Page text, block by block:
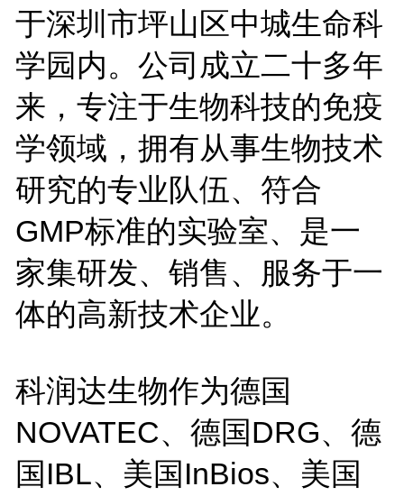
于深圳市坪山区中城生命科
学园内。公司成立二十多年
来，专注于生物科技的免疫
学领域，拥有从事生物技术
研究的专业队伍、符合
GMP标准的实验室、是一
家集研发、销售、服务于一
体的高新技术企业。
科润达生物作为德国
NOVATEC、德国DRG、德
国IBL、美国InBios、美国